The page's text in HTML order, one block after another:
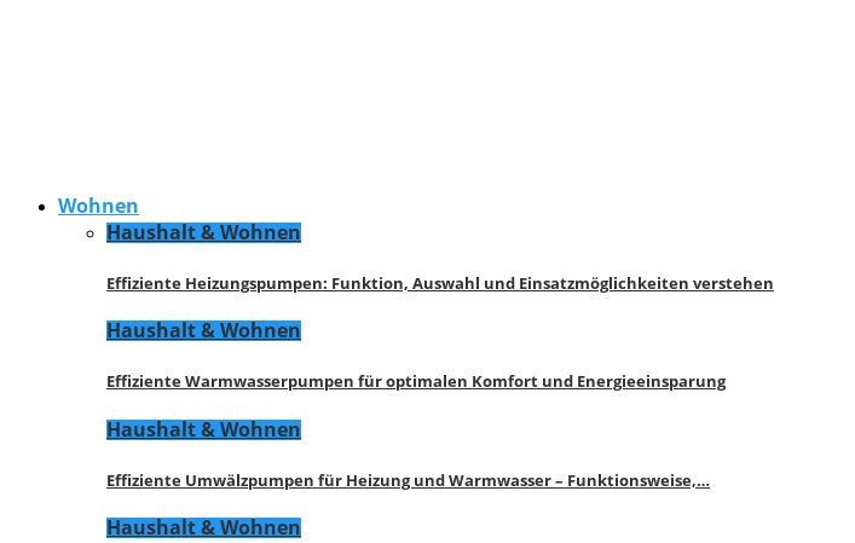
Wohnen
Haushalt & Wohnen
Effiziente Heizungspumpen: Funktion, Auswahl und Einsatzmöglichkeiten verstehen
Haushalt & Wohnen
Effiziente Warmwasserpumpen für optimalen Komfort und Energieeinsparung
Haushalt & Wohnen
Effiziente Umwälzpumpen für Heizung und Warmwasser – Funktionsweise,…
Haushalt & Wohnen